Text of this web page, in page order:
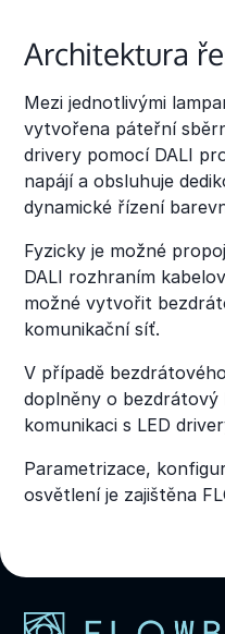
Architektura
Mezi jednotlivými
vytvořena páteřní
drivery pomocí DALI
napájí a obsluhuje
dynamické řízení
Fyzicky je možné
DALI rozhraním
možné vytvořit
komunikační síť.
V případě
doplněny o bezdrátový
komunikaci s LED
Parametrizace,
osvětlení je zajištěna